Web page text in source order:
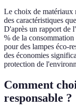
Le choix de matériaux
des caractéristiques
D'après un rapport de
% de la
pour des lampes éco-
des économies
protection de
Comment
responsable ?